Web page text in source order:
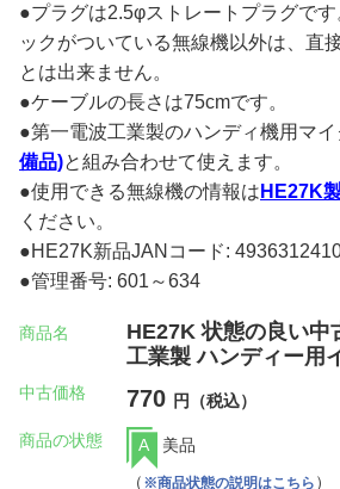
●プラグは2.5φストレートプラグで
ックがついている無線機以外は、直
とは出来ません。
●ケーブルの長さは75cmです。
●第一電波工業製のハンディ機用マイ
備品)と組み合わせて使えます。
●使用できる無線機の情報は HE27K
ください。
●HE27K新品JANコード:
●管理番号: 601～634
商品名
HE27K 状態の良い中
工業製 ハンディー用
中古価格 770 円（税込）
商品の状態 A
美品
（ ※商品状態の説明はこちら ）